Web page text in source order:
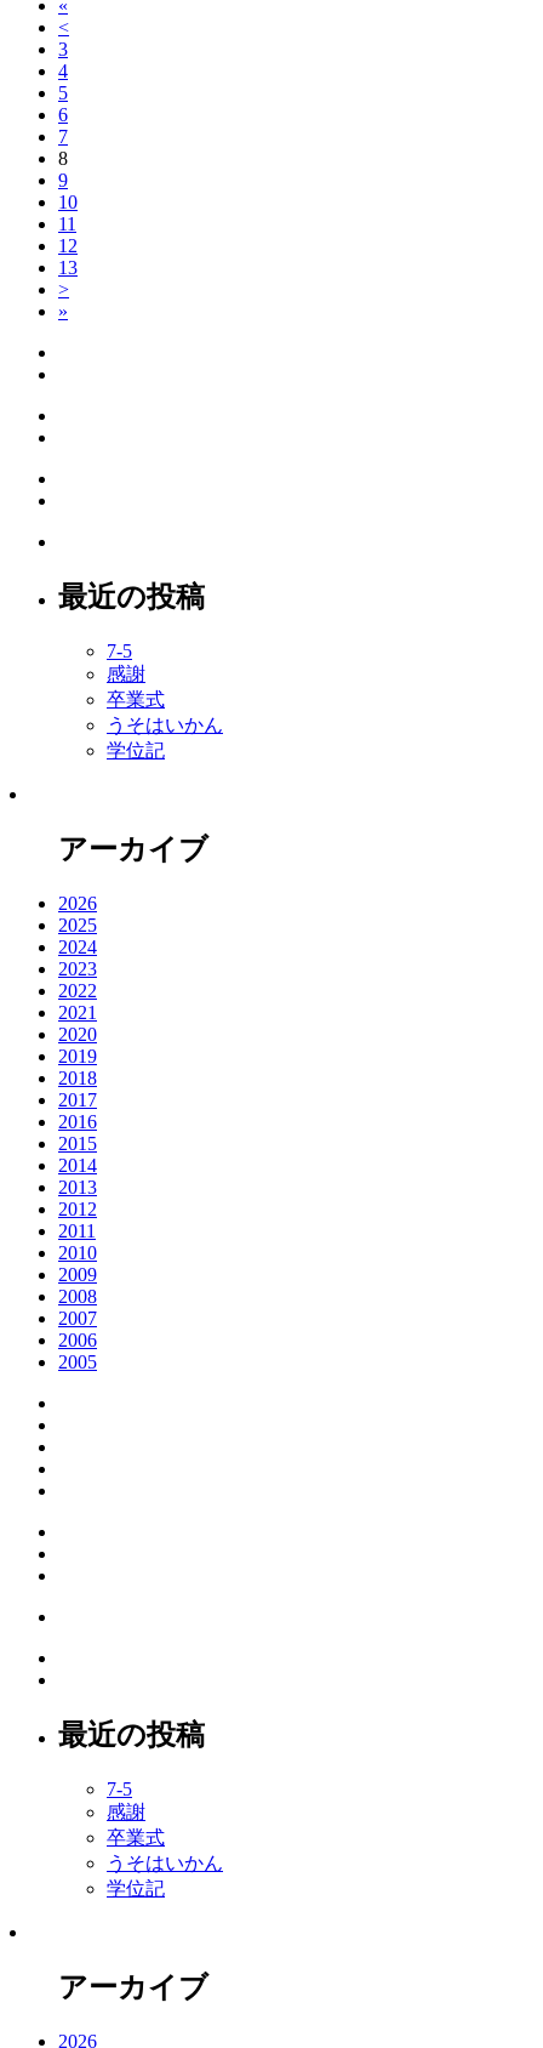
«
<
3
4
5
6
7
8
9
10
11
12
13
>
»
最近の投稿
7-5
感謝
卒業式
うそはいかん
学位記
アーカイブ
2026
2025
2024
2023
2022
2021
2020
2019
2018
2017
2016
2015
2014
2013
2012
2011
2010
2009
2008
2007
2006
2005
最近の投稿
7-5
感謝
卒業式
うそはいかん
学位記
アーカイブ
2026